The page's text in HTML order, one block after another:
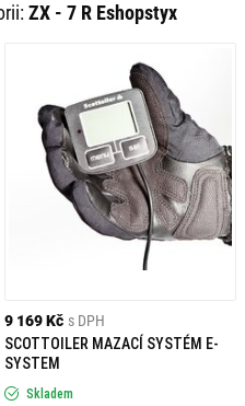
ZX - 7 R Eshopstyx
9 169 Kč s DPH
SCOTTOILER MAZACÍ SYSTÉM E-
SYSTEM
Skladem